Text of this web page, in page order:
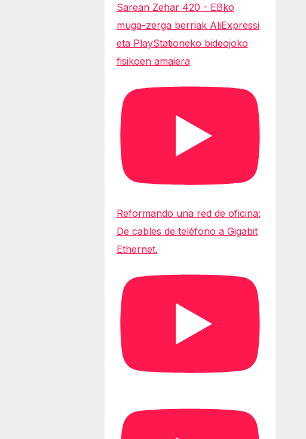
Sarean Zehar 420 - EBko
muga-zerga berriak AliExpressi
eta PlayStationeko bideojoko
fisikoen amaiera
Reformando una red de oficina:
De cables de teléfono a Gigabit
Ethernet.